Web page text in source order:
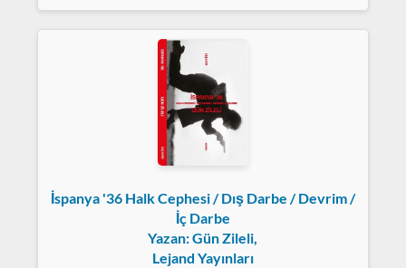
İspanya '36 Halk Cephesi / Dış Darbe / Devrim /
İç Darbe
Yazan: Gün Zileli,
Lejand Yayınları